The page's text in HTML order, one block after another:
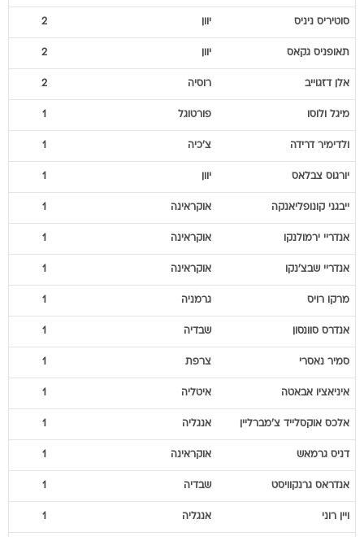
סוטיריס ניניס יוון 2
תאופניס גקאס יוון 2
אלן דזגוייב רוסיה 2
מיגל ולוסו פורטוגל 1
ולדימיר דרידה צ'כיה 1
יורגוס צבלאס יוון 1
ייבגני קונופליאנקה אוקראינה 1
אנדריי ירמולנקו אוקראינה 1
אנדריי שבצ'נקו אוקראינה 1
מרקו רויס גרמניה 1
אנדרס סוונסון שבדיה 1
סמיר נאסרי צרפת 1
איניאציו אבאטה איטליה 1
אלכס אוקסלייד צ'מברליין אנגליה 1
דניס גרמאש אוקראינה 1
אנדראס גרנקוויסט שבדיה 1
ויין רוני אנגליה 1